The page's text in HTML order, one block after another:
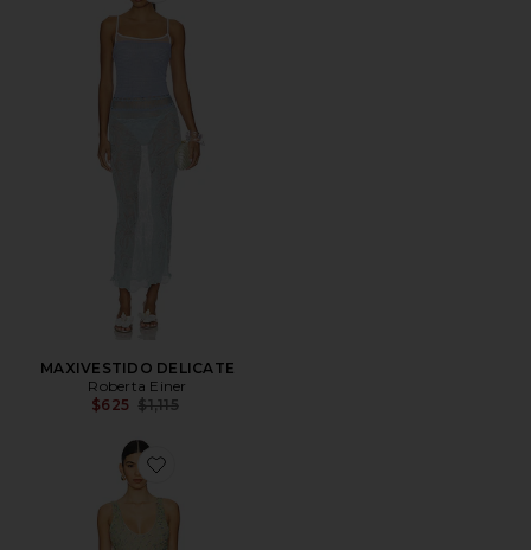
MAXIVESTIDO DELICATE
Roberta Einer
$625 Previous price:
$1,115
Favorite VESTIDO ROMA